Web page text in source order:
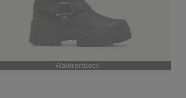
Waterprotect